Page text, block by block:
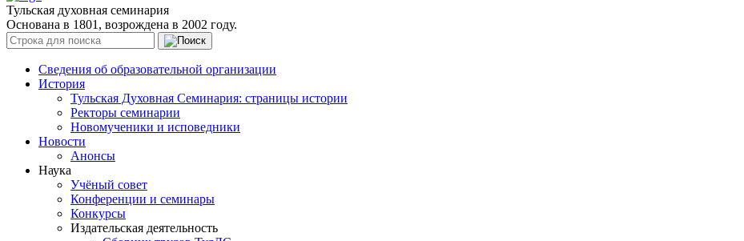
Тульская духовная семинария
Основана в 1801, возрождена в 2002 году.
Сведения об образовательной организации
История
Тульская Духовная Семинария: страницы истории
Ректоры семинарии
Новомученики и исповедники
Новости
Анонсы
Наука
Учёный совет
Конференции и семинары
Конкурсы
Издательская деятельность